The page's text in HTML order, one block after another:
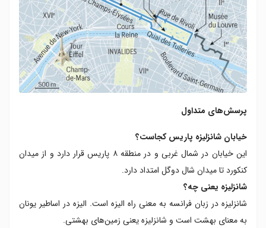
پرسش‌های متداول
خیابان شانزلیزه پاریس کجاست؟
این خیابان در شمال غربی و در منطقه ۸ پاریس قرار دارد و از میدان
کنکورد تا میدان شال دوگل امتداد دارد.
شانزلیزه یعنی چه؟
شانزلیزه در زبان فرانسه به معنی راه الیزه است. الیزه در اساطیر یونان
به معنای بهشت است و شانزلیزه یعنی زمین‌های بهشتی.